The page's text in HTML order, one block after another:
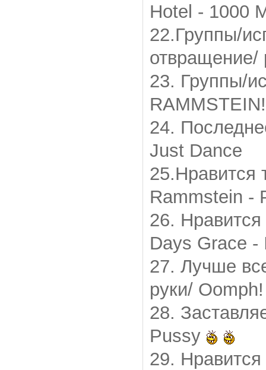
Hotel - 1000
22.Группы/
отвращение/
23. Группы/
24.
Just Dance
25.Нравится
Rammstein -
26.
Days Grace -
27. Лучше
руки/
28.
Pussy
29.